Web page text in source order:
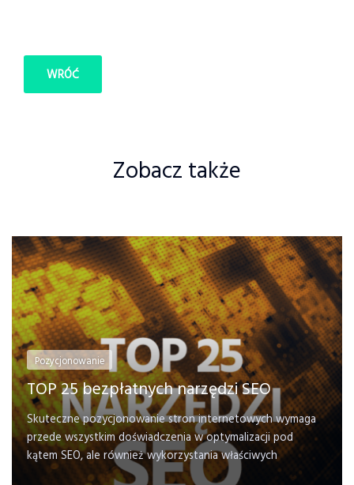
WRÓĆ
Zobacz także
Pozycjonowanie
TOP 25 bezpłatnych narzędzi SEO
Skuteczne pozycjonowanie stron internetowych wymaga
przede wszystkim doświadczenia w optymalizacji pod
kątem SEO, ale również wykorzystania właściwych